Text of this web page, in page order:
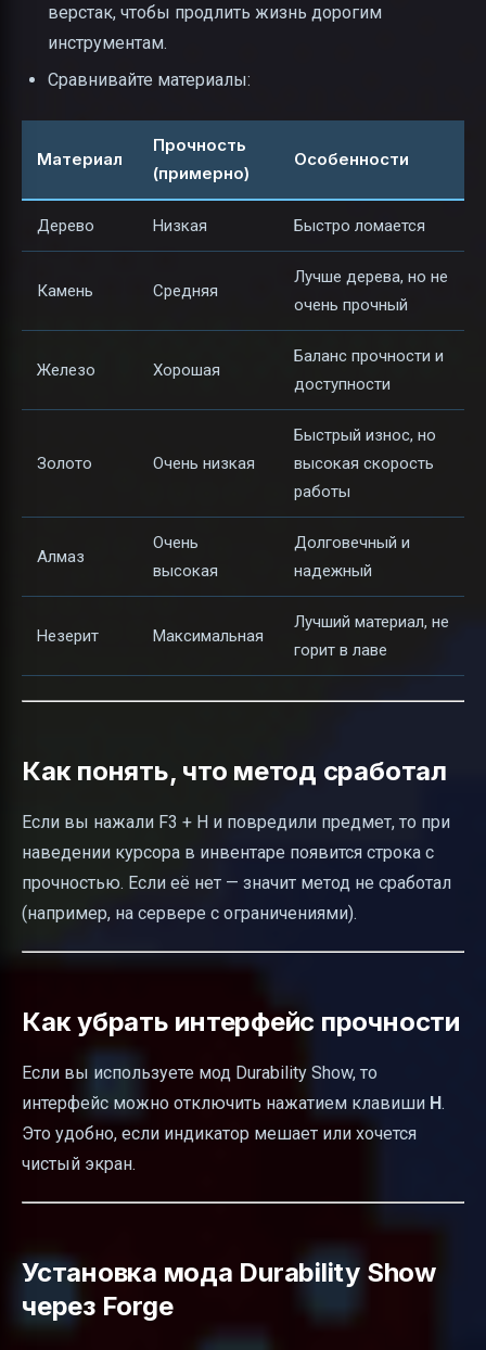
верстак, чтобы продлить жизнь дорогим
инструментам.
Сравнивайте материалы:
Материал
Прочность
(примерно)
Особенности
Дерево Низкая Быстро ломается
Камень Средняя
Лучше дерева, но не
очень прочный
Железо Хорошая
Баланс прочности и
доступности
Золото Очень низкая
Быстрый износ, но
высокая скорость
работы
Алмаз
Очень
высокая
Долговечный и
надежный
Незерит Максимальная
Лучший материал, не
горит в лаве
Как понять, что метод сработал
Если вы нажали F3 + H и повредили предмет, то при
наведении курсора в инвентаре появится строка с
прочностью. Если её нет — значит метод не сработал
(например, на сервере с ограничениями).
Как убрать интерфейс прочности
Если вы используете мод Durability Show, то
интерфейс можно отключить нажатием клавиши H.
Это удобно, если индикатор мешает или хочется
чистый экран.
Установка мода Durability Show
через Forge